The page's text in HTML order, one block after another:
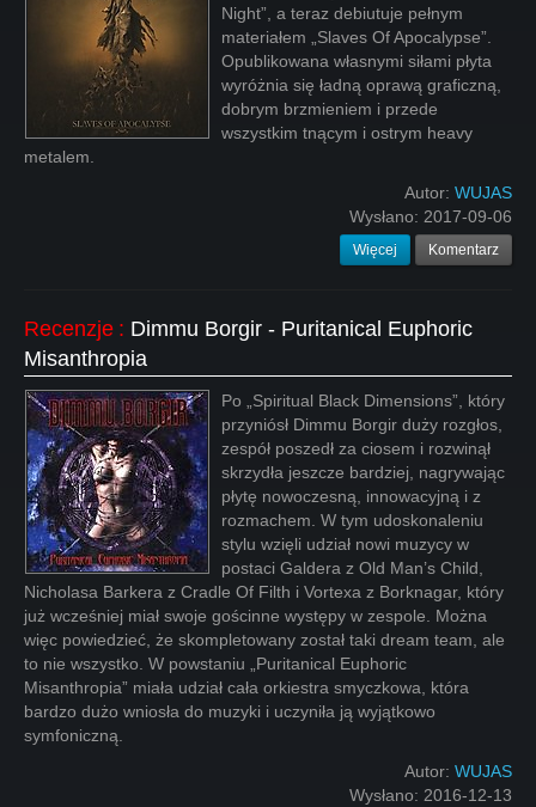
Night”, a teraz debiutuje pełnym
materiałem „Slaves Of Apocalypse”.
Opublikowana własnymi siłami płyta
wyróżnia się ładną oprawą graficzną,
dobrym brzmieniem i przede
wszystkim tnącym i ostrym heavy
metalem.
Autor: WUJAS
Wysłano: 2017-09-06
Więcej Komentarz
Recenzje : Dimmu Borgir - Puritanical Euphoric
Misanthropia
Po „Spiritual Black Dimensions”, który
przyniósł Dimmu Borgir duży rozgłos,
zespół poszedł za ciosem i rozwinął
skrzydła jeszcze bardziej, nagrywając
płytę nowoczesną, innowacyjną i z
rozmachem. W tym udoskonaleniu
stylu wzięli udział nowi muzycy w
postaci Galdera z Old Man’s Child,
Nicholasa Barkera z Cradle Of Filth i Vortexa z Borknagar, który
już wcześniej miał swoje gościnne występy w zespole. Można
więc powiedzieć, że skompletowany został taki dream team, ale
to nie wszystko. W powstaniu „Puritanical Euphoric
Misanthropia” miała udział cała orkiestra smyczkowa, która
bardzo dużo wniosła do muzyki i uczyniła ją wyjątkowo
symfoniczną.
Autor: WUJAS
Wysłano: 2016-12-13